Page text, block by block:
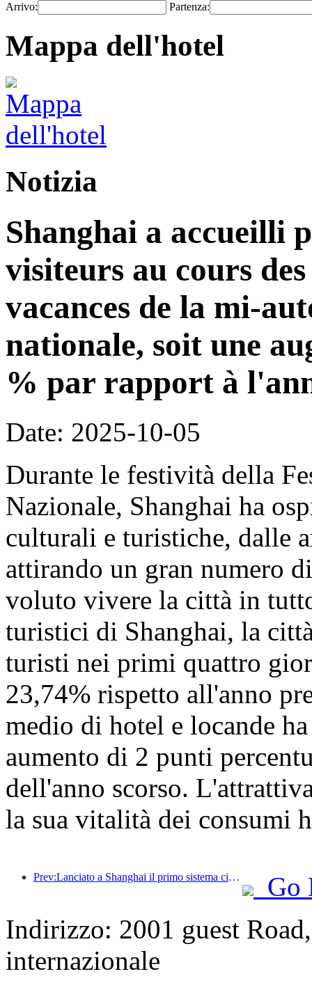
Arrivo: Partenza:
Mappa dell'hotel
Notizia
Shanghai a accueilli
visiteurs au cours
vacances de la mi-
nationale, soit une
% par rapport à
Date: 2025-10-05
Durante le festività della
Nazionale, Shanghai ha
culturali e turistiche, dalle
attirando un gran numero
voluto vivere la città in
turistici di Shanghai, la
turisti nei primi quattro
23,74% rispetto all'anno
medio di hotel e locande
aumento di 2 punti
dell'anno scorso.
la sua vitalità dei consumi
Prev:Lanciato a Shanghai il primo sistema cinese di consumo culturale e turistico self-service per turisti stranieri
Go
Indirizzo: 2001 guest
internazionale